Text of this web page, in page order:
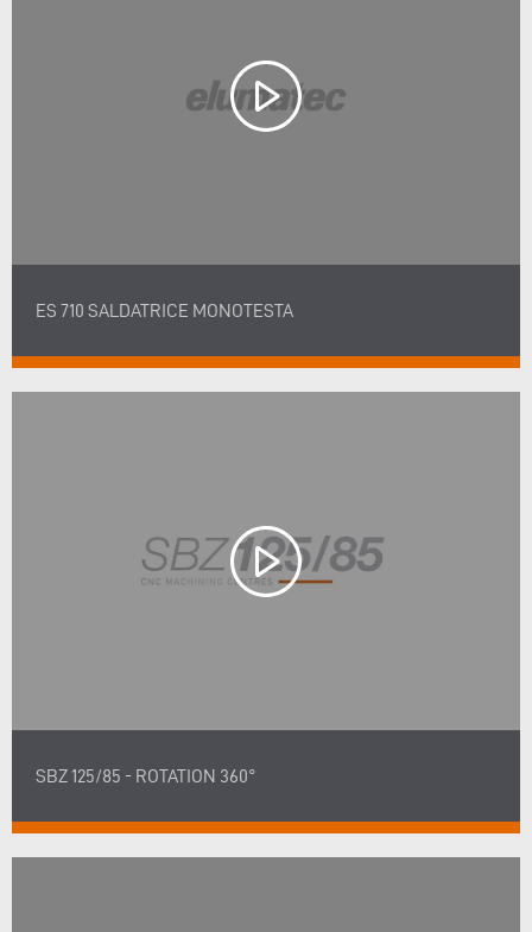
ES 710 SALDATRICE MONOTESTA
SBZ 125/85 - ROTATION 360°